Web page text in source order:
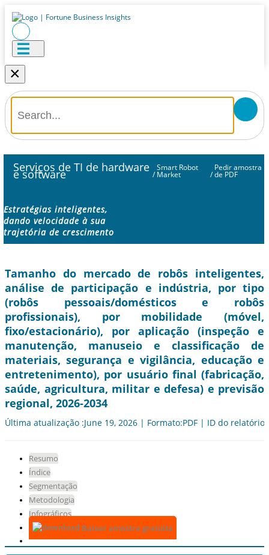
×
Serviços de TI de hardware
e software /
Smart Robot
Market /
Pedir amostra
de PDF
Estratégias inteligentes,
dando velocidade à sua
trajetória de crescimento
Tamanho do mercado de robôs inteligentes,
análise de participação e indústria, por tipo
(robôs pessoais/domésticos e robôs
profissionais), por mobilidade (móvel,
fixo/estacionário), por aplicação (inspeção e
manutenção, manuseio e classificação de
materiais, segurança e vigilância, educação e
entretenimento), por usuário final (fabricação,
saúde, agricultura, militar e defesa) e previsão
regional, 2026-2034
Última atualização :June 19, 2026 | Formato:PDF | ID do relatório:
Resumo
Índice
Segmentação
Metodologia
Infográficos
Baixar amostra gratuita